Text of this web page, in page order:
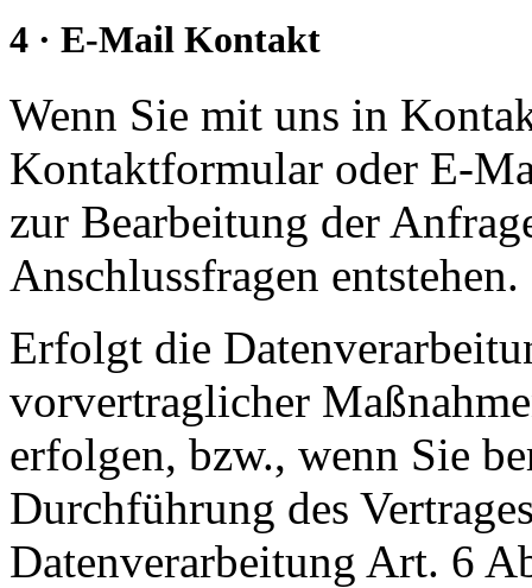
4 · E-Mail Kontakt
Wenn Sie mit uns in
Kontaktformular oder E-
zur Bearbeitung der
Anschlussfragen entstehen.
Erfolgt die
vorvertraglicher
erfolgen, bzw., wenn Sie
Durchführung des
Datenverarbeitung Art. 6